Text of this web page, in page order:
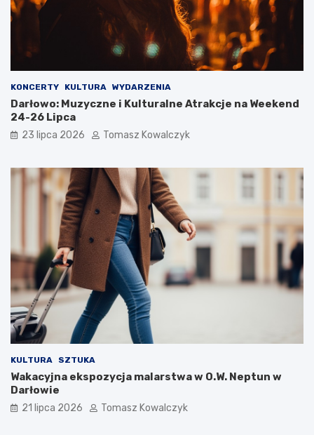
KONCERTY KULTURA WYDARZENIA
Darłowo: Muzyczne i Kulturalne Atrakcje na Weekend
24-26 Lipca
23 lipca 2026 Tomasz Kowalczyk
KULTURA SZTUKA
Wakacyjna ekspozycja malarstwa w O.W. Neptun w
Darłowie
21 lipca 2026 Tomasz Kowalczyk